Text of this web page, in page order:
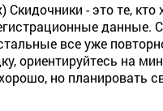
- это те, кто
данные.
все уже
ориентируйтесь на
но планировать